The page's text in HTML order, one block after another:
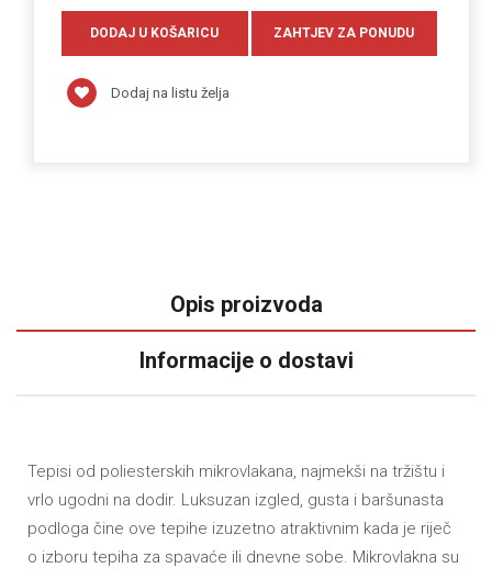
Dodaj na listu želja
Opis proizvoda
Informacije o dostavi
Tepisi od poliesterskih mikrovlakana, najmekši na tržištu i
vrlo ugodni na dodir. Luksuzan izgled, gusta i baršunasta
podloga čine ove tepihe izuzetno atraktivnim kada je riječ
o izboru tepiha za spavaće ili dnevne sobe. Mikrovlakna su